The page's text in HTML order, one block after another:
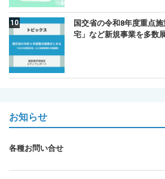
国交省の令和8年度重点
宅」など新規事業を多数
お知らせ
各種お問い合せ